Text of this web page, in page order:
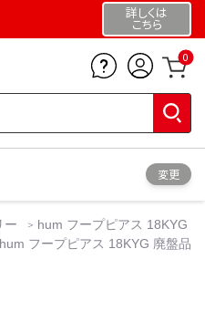
詳しくは
こちら
0
変更
ー
hum フープピアス 18KYG
フープピアス 18KYG 廃盤品